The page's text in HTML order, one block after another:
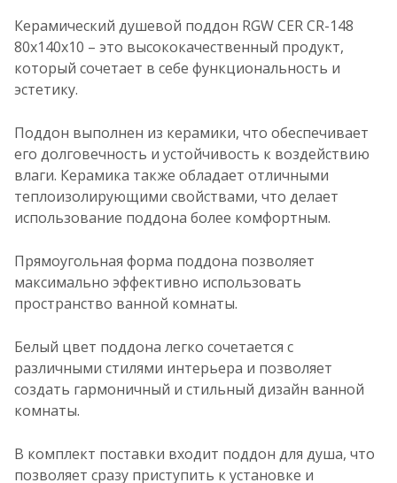
Керамический душевой поддон RGW CER CR-148
80x140x10 – это высококачественный продукт,
который сочетает в себе функциональность и
эстетику.
Поддон выполнен из керамики, что обеспечивает
его долговечность и устойчивость к воздействию
влаги. Керамика также обладает отличными
теплоизолирующими свойствами, что делает
использование поддона более комфортным.
Прямоугольная форма поддона позволяет
максимально эффективно использовать
пространство ванной комнаты.
Белый цвет поддона легко сочетается с
различными стилями интерьера и позволяет
создать гармоничный и стильный дизайн ванной
комнаты.
В комплект поставки входит поддон для душа, что
позволяет сразу приступить к установке и